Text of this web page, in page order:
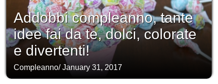
Addobbi compleanno, tante
idee fai da te, dolci, colorate
e divertenti!
Compleanno/January 31, 2017